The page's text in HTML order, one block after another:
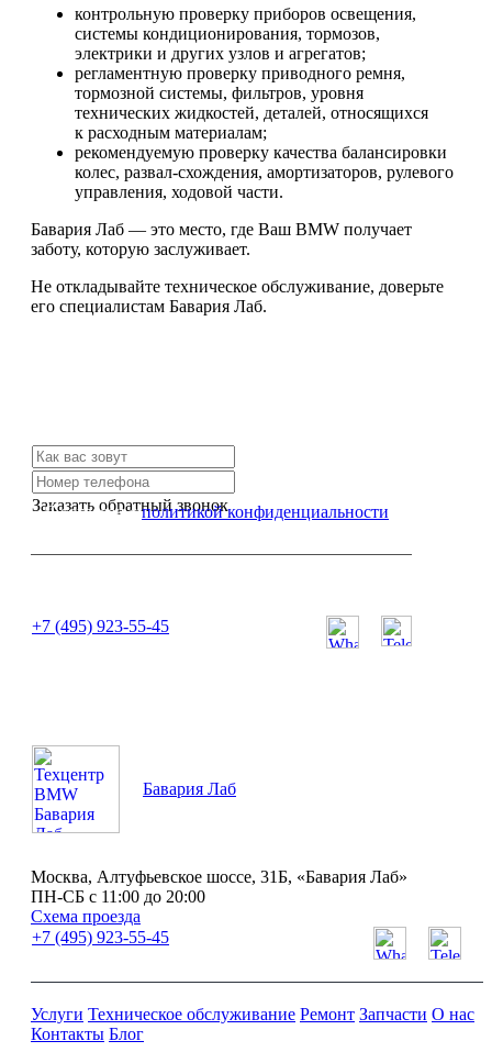
контрольную проверку приборов освещения,
системы кондиционирования, тормозов,
электрики и других узлов и агрегатов;
регламентную проверку приводного ремня,
тормозной системы, фильтров, уровня
технических жидкостей, деталей, относящихся
к расходным материалам;
рекомендуемую проверку качества балансировки
колес, развал-схождения, амортизаторов, рулевого
управления, ходовой части.
Бавария Лаб — это место, где Ваш BMW получает
заботу, которую заслуживает.
Не откладывайте техническое обслуживание, доверьте
его специалистам Бавария Лаб.
Заказать обратный звонок
Я согласен сполитикой конфиденциальности
+7 (495) 923-55-45
Бавария Лаб
Москва, Алтуфьевское шоссе, 31Б, «Бавария Лаб»
ПН-СБ с 11:00 до 20:00
Схема проезда
+7 (495) 923-55-45
Услуги Техническое обслуживание Ремонт Запчасти О нас
Контакты Блог